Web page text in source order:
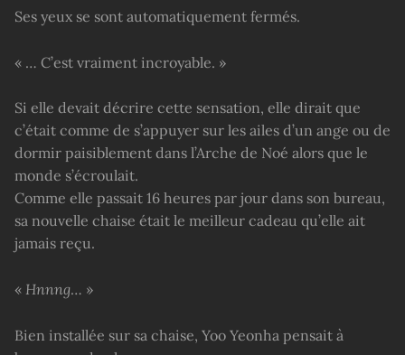
Ses yeux se sont automatiquement fermés.
« … C’est vraiment incroyable. »
Si elle devait décrire cette sensation, elle dirait que
c’était comme de s’appuyer sur les ailes d’un ange ou de
dormir paisiblement dans l’Arche de Noé alors que le
monde s’écroulait.
Comme elle passait 16 heures par jour dans son bureau,
sa nouvelle chaise était le meilleur cadeau qu’elle ait
jamais reçu.
« Hnnng… »
Bien installée sur sa chaise, Yoo Yeonha pensait à